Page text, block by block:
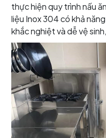
thực hiện quy trình nấu
liệu Inox 304 có khả
khắc nghiệt và dễ vệ